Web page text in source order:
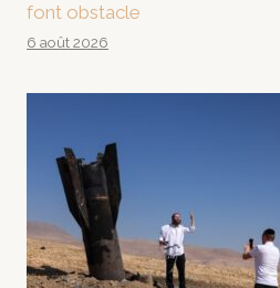
font obstacle
6 août 2026